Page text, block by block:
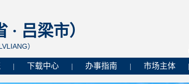
吕梁市）
）
下载中心 办事指南 市场主体